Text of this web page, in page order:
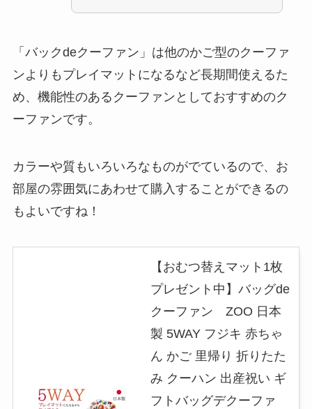
「バックdeクーファン」は他のかご型のクーファ
ンよりもプレイマットになるなど長期間使えるた
め、機能性のあるクーファンとしておすすめのク
ーファンです。
カラーや質もいろいろなものがでているので、お
部屋の雰囲気にあわせて購入することができるの
もよいですね！
【おむつ替えマット1枚
プレゼント中】バッグde
クーファン ZOO 日本
製 5WAY フジキ 赤ちゃ
ん かご 里帰り 折りたた
み クーハン 出産祝い ギ
フトバッグデクーファ